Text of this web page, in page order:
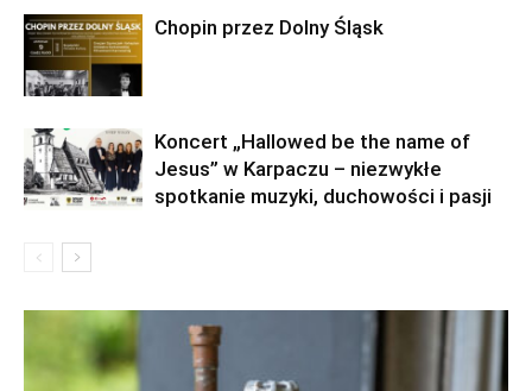
Chopin przez Dolny Śląsk
Koncert „Hallowed be the name of
Jesus” w Karpaczu – niezwykłe
spotkanie muzyki, duchowości i pasji